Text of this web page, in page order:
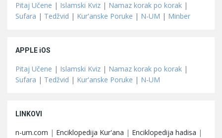
Pitaj Učene | Islamski Kviz | Namaz korak po korak |
Sufara | Tedžvid | Kur'anske Poruke | N-UM | Minber
APPLE iOS
Pitaj Učene | Islamski Kviz | Namaz korak po korak |
Sufara | Tedžvid | Kur'anske Poruke | N-UM
LINKOVI
n-um.com | Enciklopedija Kur'ana | Enciklopedija hadisa |